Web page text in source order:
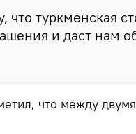
туркменская
и даст нам
что между